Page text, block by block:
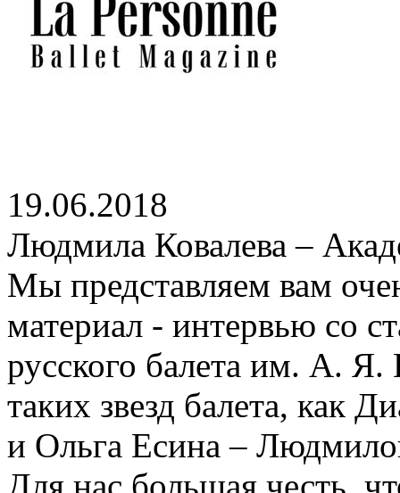
19.06.2018
Людмила Ковалева –
Мы представляем вам
материал - интервью со
русского балета им. А. Я.
таких звезд балета, как
и Ольга Есина –